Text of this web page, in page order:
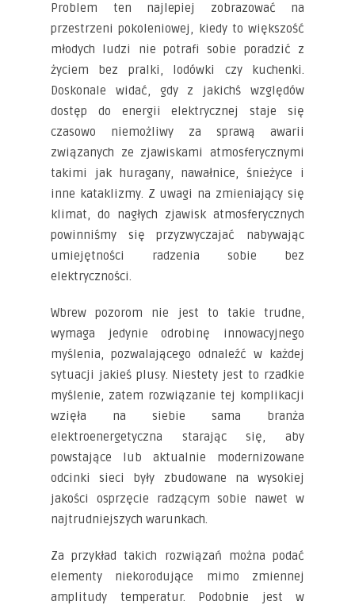
Problem ten najlepiej zobrazować na
przestrzeni pokoleniowej, kiedy to większość
młodych ludzi nie potrafi sobie poradzić z
życiem bez pralki, lodówki czy kuchenki.
Doskonale widać, gdy z jakichś względów
dostęp do energii elektrycznej staje się
czasowo niemożliwy za sprawą awarii
związanych ze zjawiskami atmosferycznymi
takimi jak huragany, nawałnice, śnieżyce i
inne kataklizmy. Z uwagi na zmieniający się
klimat, do nagłych zjawisk atmosferycznych
powinniśmy się przyzwyczajać nabywając
umiejętności radzenia sobie bez
elektryczności.
Wbrew pozorom nie jest to takie trudne,
wymaga jedynie odrobinę innowacyjnego
myślenia, pozwalającego odnaleźć w każdej
sytuacji jakieś plusy. Niestety jest to rzadkie
myślenie, zatem rozwiązanie tej komplikacji
wzięła na siebie sama branża
elektroenergetyczna starając się, aby
powstające lub aktualnie modernizowane
odcinki sieci były zbudowane na wysokiej
jakości osprzęcie radzącym sobie nawet w
najtrudniejszych warunkach.
Za przykład takich rozwiązań można podać
elementy niekorodujące mimo zmiennej
amplitudy temperatur. Podobnie jest w